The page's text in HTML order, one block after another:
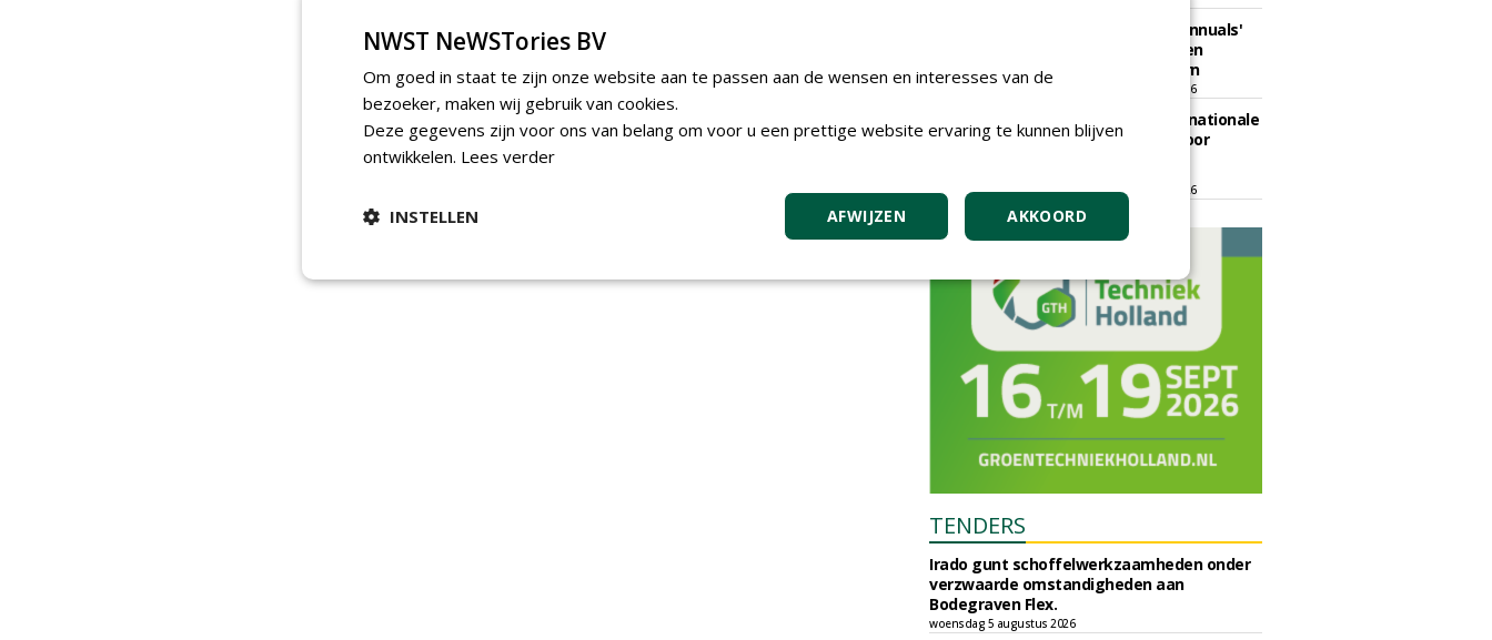
Vakdag 'All About Annuals'
zet eenjarige planten
centraal in Appeltern
donderdag 27 augustus 2026
GaLaBau 2026: internationale
ontmoetingsplek voor
t/m vrijdag 18 september 2026
TENDERS
Irado gunt schoffelwerkzaamheden onder
verzwaarde omstandigheden aan
Bodegraven Flex.
woensdag 5 augustus 2026
NWST NeWSTories BV
Om goed in staat te zijn onze website aan te passen aan de wensen en interesses van de
bezoeker, maken wij gebruik van cookies.
Deze gegevens zijn voor ons van belang om voor u een prettige website ervaring te kunnen blijven
ontwikkelen. Lees verder
AKKOORD
AFWIJZEN
INSTELLEN